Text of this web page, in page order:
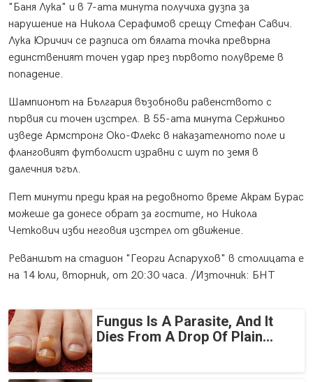
"Баня Лука" и в 7-ата минута получиха дузпа за
нарушение на Никола Серафимов срещу Стефан Савич.
Лука Юричич се разписа от бялата точка превърна
единственият точен удар през първото полувреме в
попадение.
Шампионът на България възобнови равенството с
първия си точен изстрел. В 55-ата минута Сержиньо
изведе Армстронг Око-Флекс в наказателното поле и
фланговият футболист изравни с шут по земя в
далечния ъгъл.
Пет минути преди края на редовното време Акрам Бурас
можеше да донесе обрат за гостите, но Никола
Четкович изби неговия изстрел от движение.
Реваншът на стадион "Георги Аспарухов" в столицата е
на 14 юли, вторник, от 20:30 часа. /Източник: БНТ
Fungus Is A Parasite, And It
Dies From A Drop Of Plain...